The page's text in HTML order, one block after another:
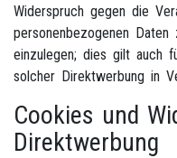
Widerspruch gegen die
personenbezogenen
einzulegen; dies gilt auch
solcher Direktwerbung in
Cookies und
Direktwerbung